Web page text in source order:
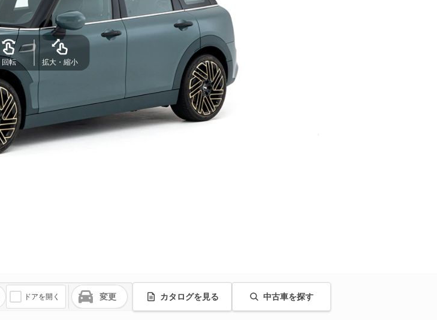
ドアを開く 変更 カタログを見る 中古車を探す
回転 拡大・縮小